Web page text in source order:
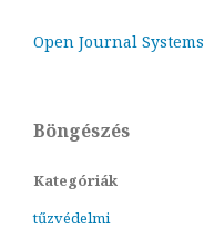
Open Journal Systems
Böngészés
Kategóriák
tűzvédelmi